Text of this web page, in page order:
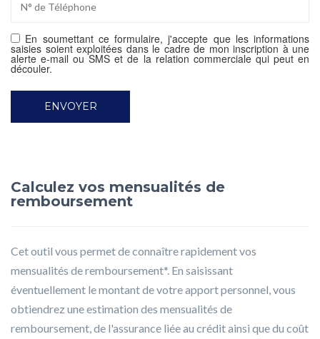
En soumettant ce formulaire, j'accepte que les informations
saisies soient exploitées dans le cadre de mon inscription à une
alerte e-mail ou SMS et de la relation commerciale qui peut en
découler.
Calculez vos mensualités de
remboursement
Cet outil vous permet de connaître rapidement vos
mensualités de remboursement*. En saisissant
éventuellement le montant de votre apport personnel, vous
obtiendrez une estimation des mensualités de
remboursement, de l'assurance liée au crédit ainsi que du coût